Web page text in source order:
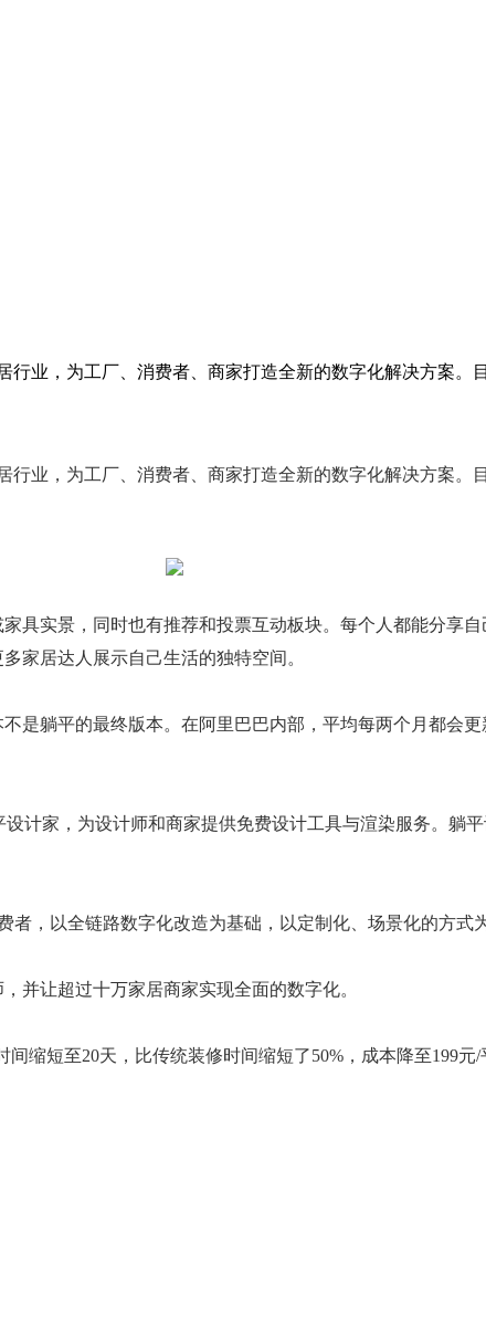
，为工厂、消费者、商家打造全新的数字化解决方案。
，为工厂、消费者、商家打造全新的数字化解决方案。
家具实景，同时也有推荐和投票互动板块。每个人都能分享
家居达人展示自己生活的独特空间。
躺平的最终版本。在阿里巴巴内部，平均每两个月都会
计家，为设计师和商家提供免费设计工具与渲染服务。躺
，以全链路数字化改造为基础，以定制化、场景化的方式
让超过十万家居商家实现全面的数字化。
短至20天，比传统装修时间缩短了50%，成本降至199元/